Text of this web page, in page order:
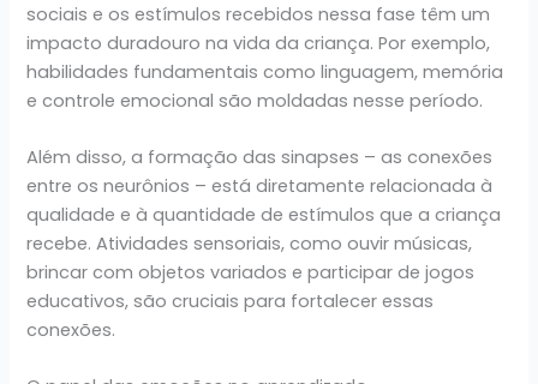
sociais e os estímulos recebidos nessa fase têm um
impacto duradouro na vida da criança. Por exemplo,
habilidades fundamentais como linguagem, memória
e controle emocional são moldadas nesse período.
Além disso, a formação das sinapses – as conexões
entre os neurônios – está diretamente relacionada à
qualidade e à quantidade de estímulos que a criança
recebe. Atividades sensoriais, como ouvir músicas,
brincar com objetos variados e participar de jogos
educativos, são cruciais para fortalecer essas
conexões.